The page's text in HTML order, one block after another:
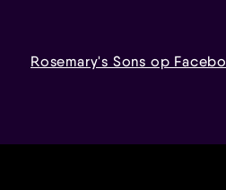
Rosemary's Sons op